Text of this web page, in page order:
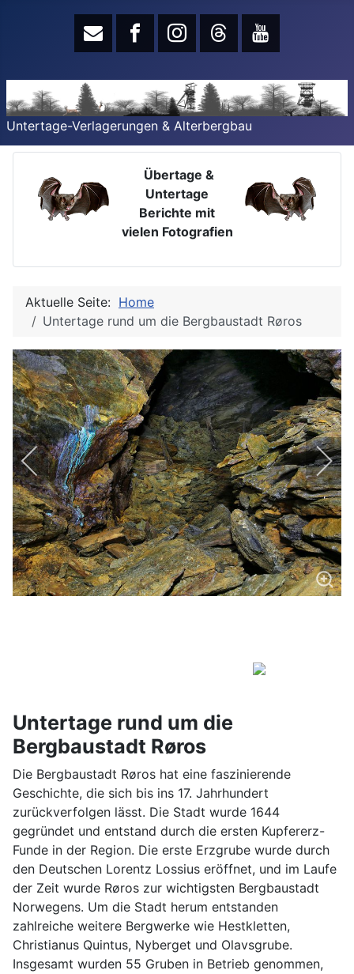
Untertage-Verlagerungen & Alterbergbau
Übertage &
Untertage
Berichte mit
vielen Fotografien
Aktuelle Seite: Home
Untertage rund um die Bergbaustadt Røros
Untertage rund um die
Bergbaustadt Røros
Die Bergbaustadt Røros hat eine faszinierende
Geschichte, die sich bis ins 17. Jahrhundert
zurückverfolgen lässt. Die Stadt wurde 1644
gegründet und entstand durch die ersten Kupfererz-
Funde in der Region. Die erste Erzgrube wurde durch
den Deutschen Lorentz Lossius eröffnet, und im Laufe
der Zeit wurde Røros zur wichtigsten Bergbaustadt
Norwegens. Um die Stadt herum entstanden
zahlreiche weitere Bergwerke wie Hestkletten,
Christianus Quintus, Nyberget und Olavsgrube.
Insgesamt wurden 55 Gruben in Betrieb genommen,